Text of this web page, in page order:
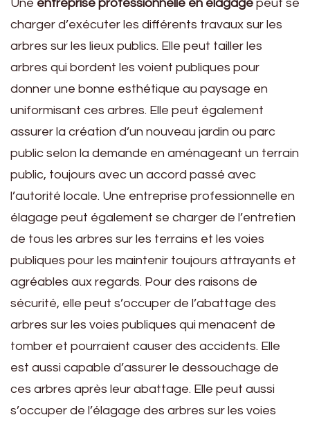
Une entreprise professionnelle en élagage peut se
charger d’exécuter les différents travaux sur les
arbres sur les lieux publics. Elle peut tailler les
arbres qui bordent les voient publiques pour
donner une bonne esthétique au paysage en
uniformisant ces arbres. Elle peut également
assurer la création d’un nouveau jardin ou parc
public selon la demande en aménageant un terrain
public, toujours avec un accord passé avec
l’autorité locale. Une entreprise professionnelle en
élagage peut également se charger de l’entretien
de tous les arbres sur les terrains et les voies
publiques pour les maintenir toujours attrayants et
agréables aux regards. Pour des raisons de
sécurité, elle peut s’occuper de l’abattage des
arbres sur les voies publiques qui menacent de
tomber et pourraient causer des accidents. Elle
est aussi capable d’assurer le dessouchage de
ces arbres après leur abattage. Elle peut aussi
s’occuper de l’élagage des arbres sur les voies